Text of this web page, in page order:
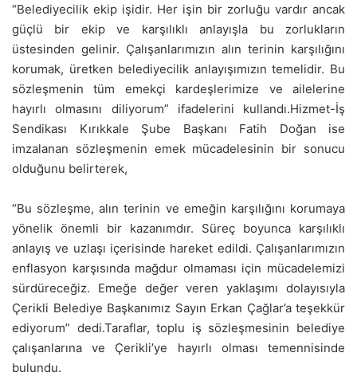
“Belediyecilik ekip işidir. Her işin bir zorluğu vardır ancak
güçlü bir ekip ve karşılıklı anlayışla bu zorlukların
üstesinden gelinir. Çalışanlarımızın alın terinin karşılığını
korumak, üretken belediyecilik anlayışımızın temelidir. Bu
sözleşmenin tüm emekçi kardeşlerimize ve ailelerine
hayırlı olmasını diliyorum” ifadelerini kullandı.Hizmet-İş
Sendikası Kırıkkale Şube Başkanı Fatih Doğan ise
imzalanan sözleşmenin emek mücadelesinin bir sonucu
olduğunu belirterek,
“Bu sözleşme, alın terinin ve emeğin karşılığını korumaya
yönelik önemli bir kazanımdır. Süreç boyunca karşılıklı
anlayış ve uzlaşı içerisinde hareket edildi. Çalışanlarımızın
enflasyon karşısında mağdur olmaması için mücadelemizi
sürdüreceğiz. Emeğe değer veren yaklaşımı dolayısıyla
Çerikli Belediye Başkanımız Sayın Erkan Çağlar’a teşekkür
ediyorum” dedi.Taraflar, toplu iş sözleşmesinin belediye
çalışanlarına ve Çerikli’ye hayırlı olması temennisinde
bulundu.